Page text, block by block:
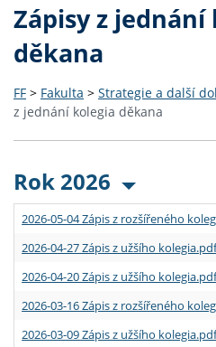
Zápisy z jednání
děkana
FF > Fakulta > Strategie a další
z jednání kolegia děkana
Rok 2026
2026-05-04 Zápis z rozšířeného
2026-04-27 Zápis z užšího
2026-04-20 Zápis z užšího
2026-03-16 Zápis z rozšířeného
2026-03-09 Zápis z užšího